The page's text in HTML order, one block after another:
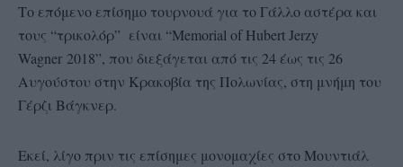
Το επόμενο επίσημο τουρνουά για το Γάλλο αστέρα και
τους “τρικολόρ” είναι “Memorial of Hubert Jerzy
Wagner 2018”, που διεξάγεται από τις 24 έως τις 26
Αυγούστου στην Κρακοβία της Πολωνίας, στη μνήμη του
Γέρζι Βάγκνερ.
Εκεί, λίγο πριν τις επίσημες μονομαχίες στο Μουντιάλ